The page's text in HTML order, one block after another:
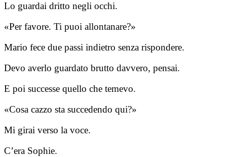
Lo guardai dritto negli occhi.
«Per favore. Ti puoi allontanare?»
Mario fece due passi indietro senza rispondere.
Devo averlo guardato brutto davvero, pensai.
E poi successe quello che temevo.
«Cosa cazzo sta succedendo qui?»
Mi girai verso la voce.
C’era Sophie.